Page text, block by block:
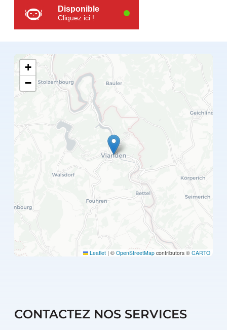
Disponible
Cliquez ici !
+
−
Leaflet | © OpenStreetMap contributors © CARTO
CONTACTEZ NOS SERVICES